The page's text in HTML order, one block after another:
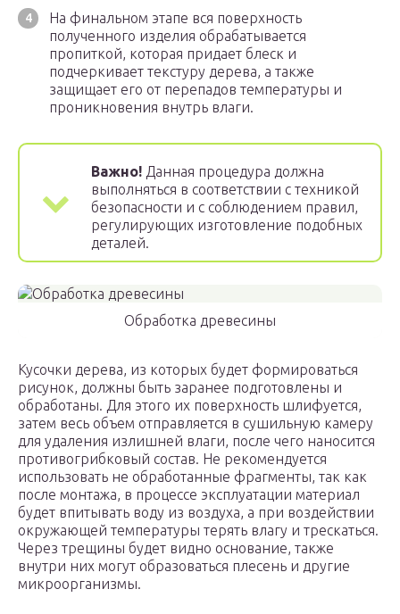
На финальном этапе вся поверхность
полученного изделия обрабатывается
пропиткой, которая придает блеск и
подчеркивает текстуру дерева, а также
защищает его от перепадов температуры и
проникновения внутрь влаги.
Важно! Данная процедура должна
выполняться в соответствии с техникой
безопасности и с соблюдением правил,
регулирующих изготовление подобных
деталей.
Обработка древесины
Кусочки дерева, из которых будет формироваться
рисунок, должны быть заранее подготовлены и
обработаны. Для этого их поверхность шлифуется,
затем весь объем отправляется в сушильную камеру
для удаления излишней влаги, после чего наносится
противогрибковый состав. Не рекомендуется
использовать не обработанные фрагменты, так как
после монтажа, в процессе эксплуатации материал
будет впитывать воду из воздуха, а при воздействии
окружающей температуры терять влагу и трескаться.
Через трещины будет видно основание, также
внутри них могут образоваться плесень и другие
микроорганизмы.